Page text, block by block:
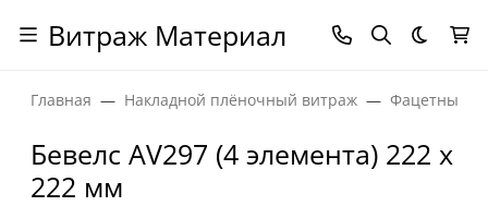
Витраж Материал Темная
Главная Накладной плёночный витраж Фацетные
Бевелс AV297 (4 элемента) 222 х
222 мм